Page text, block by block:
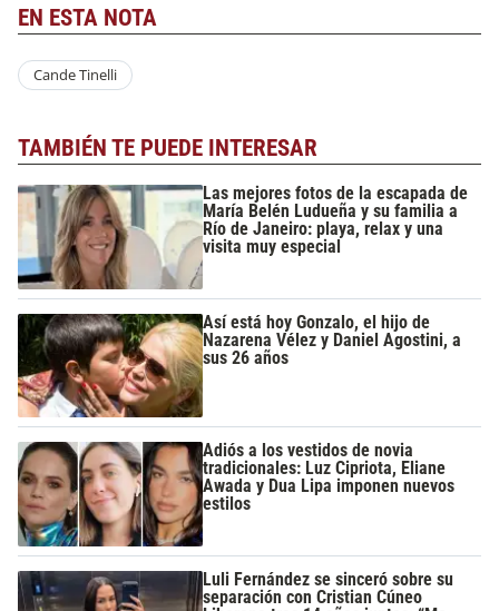
EN ESTA NOTA
Cande Tinelli
TAMBIÉN TE PUEDE INTERESAR
Las mejores fotos de la escapada de
María Belén Ludueña y su familia a
Río de Janeiro: playa, relax y una
visita muy especial
Así está hoy Gonzalo, el hijo de
Nazarena Vélez y Daniel Agostini, a
sus 26 años
Adiós a los vestidos de novia
tradicionales: Luz Cipriota, Eliane
Awada y Dua Lipa imponen nuevos
estilos
Luli Fernández se sinceró sobre su
separación con Cristian Cúneo